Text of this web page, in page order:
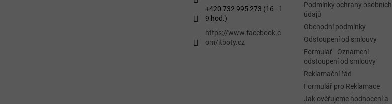
+420 732 995 273 (16 - 1
9 hod.)
https://www.facebook.c
om/itboty.cz
Podmínky ochrany osobních
údajů
Obchodní podmínky
Odstoupení od smlouvy
Formulář - Oznámení
odstoupení od smlouvy
Reklamační řád
Formulář pro Reklamace
Jak ověřujeme hodnocení a